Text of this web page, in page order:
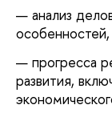
анализ
прогресса
развития,